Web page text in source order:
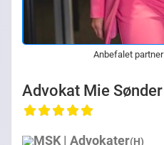
Anbefalet
Advokat Mie
MSK | Advokater(H)